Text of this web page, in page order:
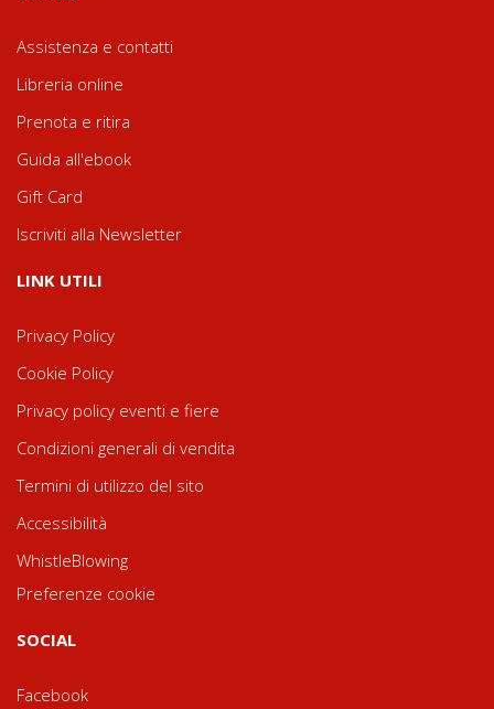
Assistenza e contatti
Libreria online
Prenota e ritira
Guida all'ebook
Gift Card
Iscriviti alla Newsletter
LINK UTILI
Privacy Policy
Cookie Policy
Privacy policy eventi e fiere
Condizioni generali di vendita
Termini di utilizzo del sito
Accessibilità
WhistleBlowing
Preferenze cookie
SOCIAL
Facebook